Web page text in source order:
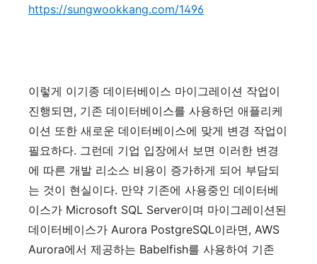
https://sungwookkang.com/1496
이렇게 이기종 데이터베이스 마이그레이션 작업이
진행되면, 기존 데이터베이스를 사용하던 애플리케
이션 또한 새로운 데이터베이스에 맞게 변경 작업이
필요하다. 그런데 기업 입장에서 보면 이러한 변경
에 따른 개발 리소스 비용이 증가하게 되어 부담되
는 것이 현실이다. 만약 기존에 사용중인 데이터베
이스가 Microsoft SQL Server이며 마이그레이션된
데이터베이스가 Aurora PostgreSQL이라면, AWS
Aurora에서 제공하는 Babelfish를 사용하여 기존